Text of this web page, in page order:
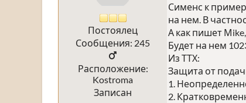
Постоялец
Сообщения: 245
Расположение:
Kostroma
Записан
Сименс к
на нем. В
А как пишет Мike,
Будет на нем
Из ТТХ:
Защита от
1.
2.